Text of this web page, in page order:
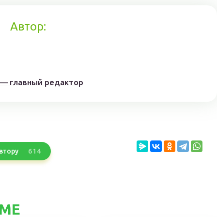
Автор:
главный редактор
614